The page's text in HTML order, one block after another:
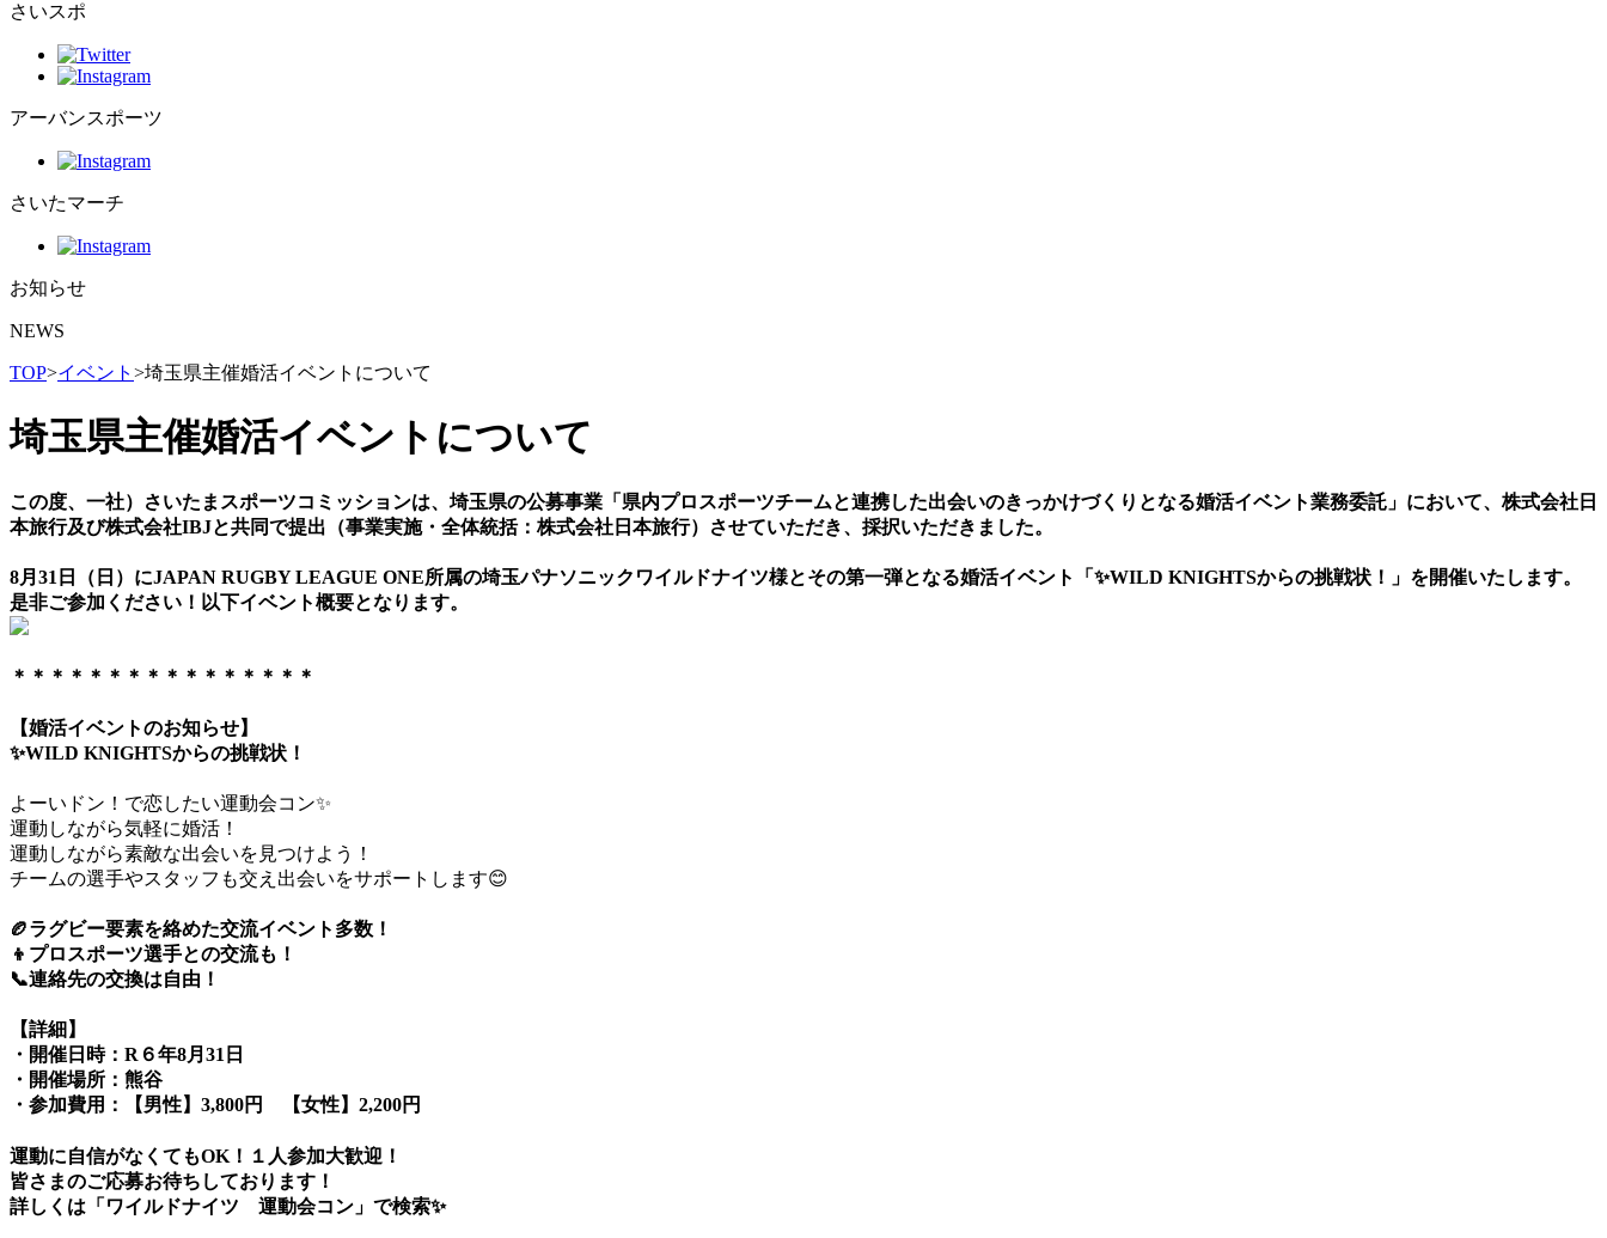
さいスポ
アーバンスポーツ
さいたマーチ
お知らせ
NEWS
TOP>イベント >埼玉県主催婚活イベントについて
埼玉県主催婚活イベントについて
この度、一社）さいたまスポーツコミッションは、埼玉県の公募事業「県内プロスポーツチームと連携した出会いのきっかけづくりとなる婚活イベント業務委託」において、株式会社日
本旅行及び株式会社IBJと共同で提出（事業実施・全体統括：株式会社日本旅行）させていただき、採択いただきました。
8月31日（日）にJAPAN RUGBY LEAGUE ONE所属の埼玉パナソニックワイルドナイツ様とその第一弾となる婚活イベント「✨WILD KNIGHTSからの挑戦状！」を開催いたします。
是非ご参加ください！以下イベント概要となります。
＊＊＊＊＊＊＊＊＊＊＊＊＊＊＊＊
【婚活イベントのお知らせ】
✨WILD KNIGHTSからの挑戦状！
よーいドン！で恋したい運動会コン✨
運動しながら気軽に婚活！
運動しながら素敵な出会いを見つけよう！
チームの選手やスタッフも交え出会いをサポートします😊
🏉ラグビー要素を絡めた交流イベント多数！
👦プロスポーツ選手との交流も！
📞連絡先の交換は自由！
【詳細】
・開催日時：R６年8月31日
・開催場所：熊谷
・参加費用：【男性】3,800円 【女性】2,200円
運動に自信がなくてもOK！１人参加大歓迎！
皆さまのご応募お待ちしております！
詳しくは「ワイルドナイツ 運動会コン」で検索✨